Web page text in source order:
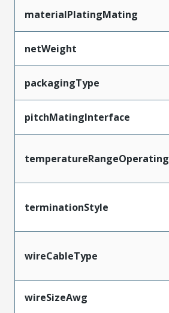
materialPlatingMating
netWeight
packagingType
pitchMatingInterface
temperatureRangeOperating
terminationStyle
wireCableType
wireSizeAwg